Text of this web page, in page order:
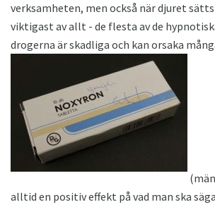
verksamheten, men också när djuret sätts
viktigast av allt - de flesta av de
drogerna är skadliga och kan orsaka
alltid en positiv effekt på vad man ska